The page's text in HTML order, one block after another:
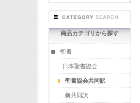
商品カテゴリから探す
聖書
日本聖書協会
聖書協会共同訳
新共同訳